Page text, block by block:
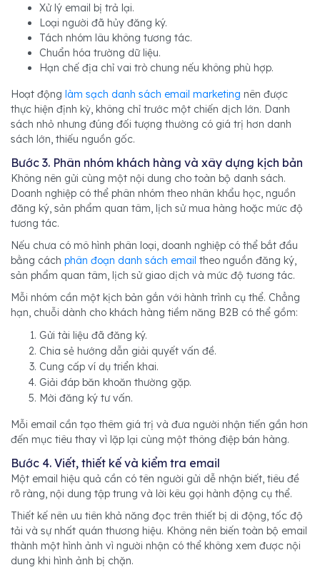
Xử lý email bị trả lại.
Loại người đã hủy đăng ký.
Tách nhóm lâu không tương tác.
Chuẩn hóa trường dữ liệu.
Hạn chế địa chỉ vai trò chung nếu không phù hợp.
Hoạt động làm sạch danh sách email marketing nên được
thực hiện định kỳ, không chỉ trước một chiến dịch lớn. Danh
sách nhỏ nhưng đúng đối tượng thường có giá trị hơn danh
sách lớn, thiếu nguồn gốc.
Bước 3. Phân nhóm khách hàng và xây dựng kịch bản
Không nên gửi cùng một nội dung cho toàn bộ danh sách.
Doanh nghiệp có thể phân nhóm theo nhân khẩu học, nguồn
đăng ký, sản phẩm quan tâm, lịch sử mua hàng hoặc mức độ
tương tác.
Nếu chưa có mô hình phân loại, doanh nghiệp có thể bắt đầu
bằng cách phân đoạn danh sách email theo nguồn đăng ký,
sản phẩm quan tâm, lịch sử giao dịch và mức độ tương tác.
Mỗi nhóm cần một kịch bản gắn với hành trình cụ thể. Chẳng
hạn, chuỗi dành cho khách hàng tiềm năng B2B có thể gồm:
Gửi tài liệu đã đăng ký.
Chia sẻ hướng dẫn giải quyết vấn đề.
Cung cấp ví dụ triển khai.
Giải đáp băn khoăn thường gặp.
Mời đăng ký tư vấn.
Mỗi email cần tạo thêm giá trị và đưa người nhận tiến gần hơn
đến mục tiêu thay vì lặp lại cùng một thông điệp bán hàng.
Bước 4. Viết, thiết kế và kiểm tra email
Một email hiệu quả cần có tên người gửi dễ nhận biết, tiêu đề
rõ ràng, nội dung tập trung và lời kêu gọi hành động cụ thể.
Thiết kế nên ưu tiên khả năng đọc trên thiết bị di động, tốc độ
tải và sự nhất quán thương hiệu. Không nên biến toàn bộ email
thành một hình ảnh vì người nhận có thể không xem được nội
dung khi hình ảnh bị chặn.